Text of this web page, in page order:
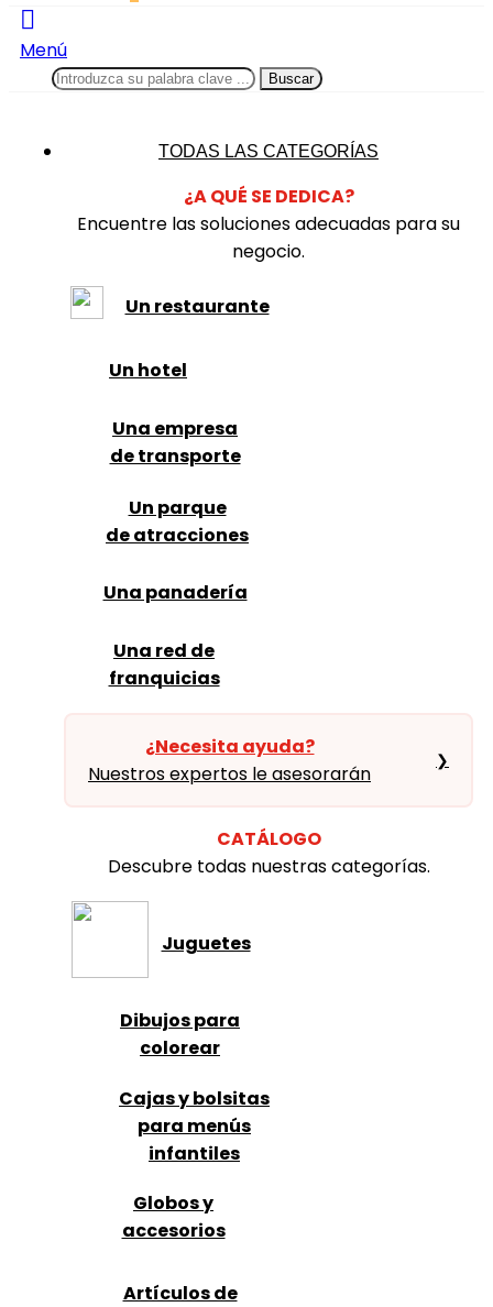
Menú
Buscar
TODAS LAS CATEGORÍAS
¿A QUÉ SE DEDICA?
Encuentre las soluciones adecuadas para su
negocio.
Un restaurante
Un hotel
Una empresa
de transporte
Un parque
de atracciones
Una panadería
Una red de
franquicias
¿Necesita ayuda?
Nuestros expertos le asesorarán
❯
CATÁLOGO
Descubre todas nuestras categorías.
Juguetes
Dibujos para
colorear
Cajas y bolsitas
para menús
infantiles
Globos y
accesorios
Artículos de